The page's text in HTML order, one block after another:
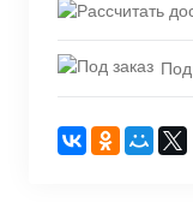
Под